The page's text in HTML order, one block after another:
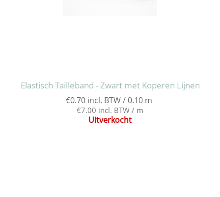
Elastisch Tailleband - Zwart met Koperen Lijnen
€0.70 incl. BTW / 0.10 m
€7.00 incl. BTW / m
Uitverkocht